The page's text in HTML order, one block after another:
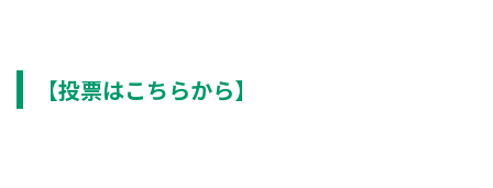
【投票はこちらから】